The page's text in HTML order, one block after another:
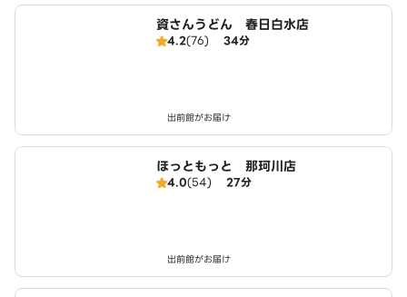
資さんうどん 春日白水店
4.2(76) 34分
出前館がお届け
ほっともっと 那珂川店
4.0(54) 27分
出前館がお届け